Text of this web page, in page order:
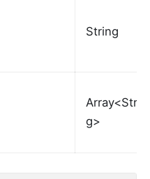
String
Array<Strin
g>